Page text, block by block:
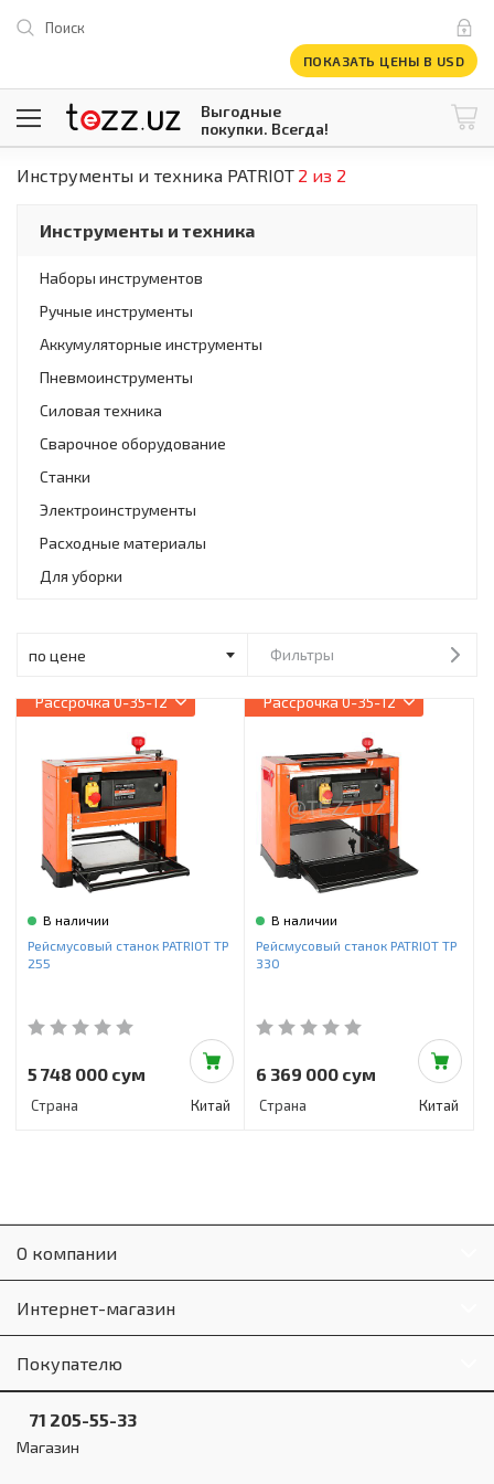
Поиск
ПОКАЗАТЬ ЦЕНЫ В USD
Выгодные
покупки. Всегда!
1 USD = 12 296.16 сум\ @tezzuz
Все категории
Компьютеры и оргтехника
Телевизоры
Климатическая техника
Встраиваемая техника
Мелкая бытовая техника
Инструменты и техника
Товары для дома
Климатическая техника
Встраиваемая техника
Крупнобытовая техника
Мелкая бытовая техника
Инструменты и техника PATRIOT 2 из 2
Инструменты и техника
Наборы инструментов
Ручные инструменты
Аккумуляторные инструменты
Пневмоинструменты
Силовая техника
Сварочное оборудование
Станки
Электроинструменты
Расходные материалы
Для уборки
Фильтры
Рассрочка0-35-12
В наличии
Рейсмусовый станок PATRIOT TP
255
5 748 000 сум
Страна Китай
Рассрочка0-35-12
В наличии
Рейсмусовый станок PATRIOT TP
330
6 369 000 сум
Страна Китай
О компании
Интернет-магазин
Покупателю
71 205-55-33
Магазин